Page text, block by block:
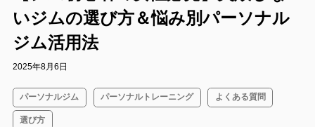
いジムの選び方＆悩み別パーソナル
ジム活用法
2025年8月6日
パーソナルジム パーソナルトレーニング よくある質問
選び方